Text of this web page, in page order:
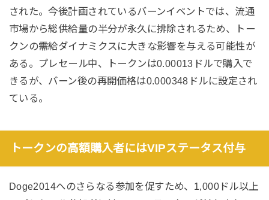
された。今後計画されているバーンイベントでは、流通
市場から総供給量の半分が永久に排除されるため、トー
クンの需給ダイナミクスに大きな影響を与える可能性が
ある。プレセール中、トークンは0.00013ドルで購入で
きるが、バーン後の再開価格は0.000348ドルに設定され
ている。
トークンの高額購入者にはVIPステータス付与
Doge2014へのさらなる参加を促すため、1,000ドル以上